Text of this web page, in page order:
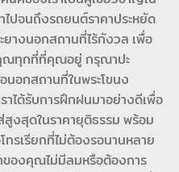
ปจนถึงรถยนต์ราคาประหยัด
ยางนอกสถานที่ไร้กังวล เพื่อ
คุณทุกที่ที่คุณอยู่ กรุณาปะ
นอกสถานที่ในพระโขนง
ได้รับการฝึกฝนมาอย่างดีเพื่อ
งสุดในราคายุติธรรม พร้อม
ทรเรียกที่ไม่ต้องรอนานหลาย
องคุณไม่มีลมหรือต้องการ